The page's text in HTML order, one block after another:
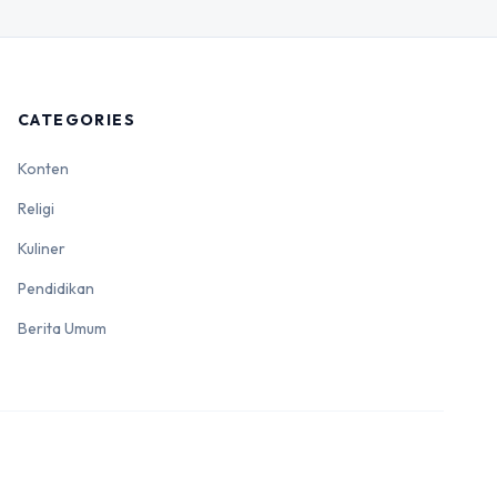
CATEGORIES
Konten
Religi
Kuliner
Pendidikan
Berita Umum